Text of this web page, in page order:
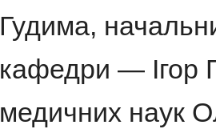
Гудима,
кафедри — Ігор
медичних наук